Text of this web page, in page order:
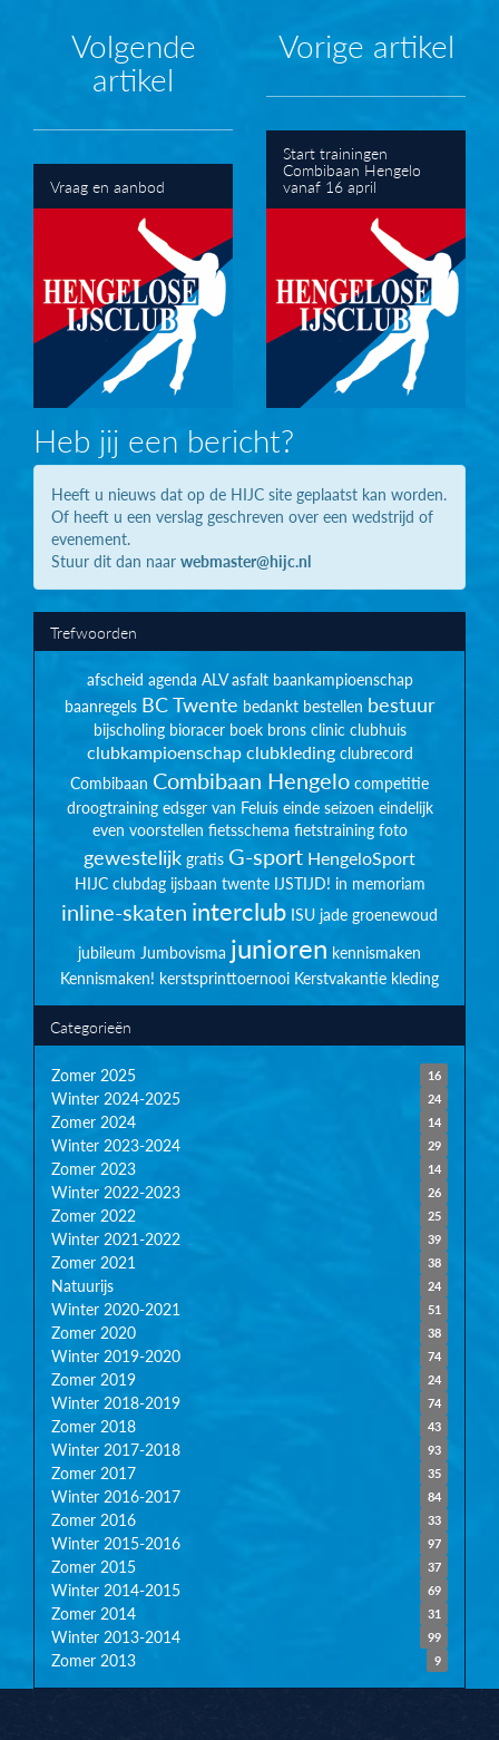
Volgende
artikel
Vraag en aanbod
Vorige artikel
Start trainingen
Combibaan Hengelo
vanaf 16 april
Heb jij een bericht?
Heeft u nieuws dat op de HIJC site geplaatst kan worden.
Of heeft u een verslag geschreven over een wedstrijd of
evenement.
Stuur dit dan naar webmaster@hijc.nl
Trefwoorden
afscheid agenda ALV asfalt baankampioenschap
baanregels BC Twente bedankt bestellen bestuur
bijscholing bioracer boek brons clinic clubhuis
clubkampioenschapclubkleding clubrecord
Combibaan Combibaan Hengelo competitie
droogtraining edsger van Feluis einde seizoen eindelijk
even voorstellen fietsschema fietstraining foto
gewestelijk gratis G-sport HengeloSport
HIJC clubdag ijsbaan twente IJSTIJD! in memoriam
inline-skaten interclub ISU jade groenewoud
jubileum Jumbovisma junioren kennismaken
Kennismaken! kerstsprinttoernooi Kerstvakantie kleding
Categorieën
16
Zomer 2025
24
Winter 2024-2025
14
Zomer 2024
29
Winter 2023-2024
14
Zomer 2023
26
Winter 2022-2023
25
Zomer 2022
39
Winter 2021-2022
38
Zomer 2021
24
Natuurijs
51
Winter 2020-2021
38
Zomer 2020
74
Winter 2019-2020
24
Zomer 2019
74
Winter 2018-2019
43
Zomer 2018
93
Winter 2017-2018
35
Zomer 2017
84
Winter 2016-2017
33
Zomer 2016
97
Winter 2015-2016
37
Zomer 2015
69
Winter 2014-2015
31
Zomer 2014
99
Winter 2013-2014
9
Zomer 2013